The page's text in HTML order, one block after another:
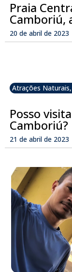
Praia
Camboriú,
20 de abril de 2023
Atrações Naturais,
Posso
Camboriú?
21 de abril de 2023